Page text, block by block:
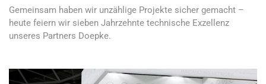
Gemeinsam haben wir unzählige Projekte sicher gemacht –
heute feiern wir sieben Jahrzehnte technische Exzellenz
unseres Partners Doepke.